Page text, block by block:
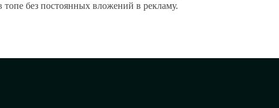
топе без постоянных вложений в рекламу.